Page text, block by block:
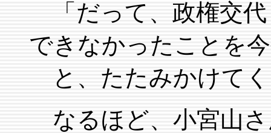
「だって、政権交
できなかったことを
と、たたみかけて
なるほど、小宮山